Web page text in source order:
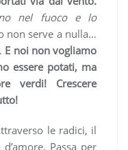
nel fuoco e lo
non serve a nulla…
E noi non vogliamo
essere potati, ma
verdi! Crescere
le radici, il
Passa per